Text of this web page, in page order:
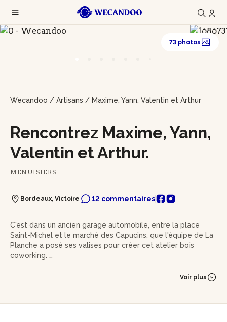
73 photos
Wecandoo / Artisans / Maxime, Yann, Valentin et Arthur
Rencontrez Maxime, Yann,
Valentin et Arthur.
MENUISIERS
Bordeaux, Victoire 12 commentaires
C'est dans un ancien garage automobile, entre la place
Saint-Michel et le marché des Capucins, que l'équipe de La
Planche a posé ses valises pour créer cet atelier bois
coworking.
Maxime, Yann, Valentin et Arthur vous accueillent avec
ou ébénisterie ouverts à tous les niveaux. Formés aux
Voir plus